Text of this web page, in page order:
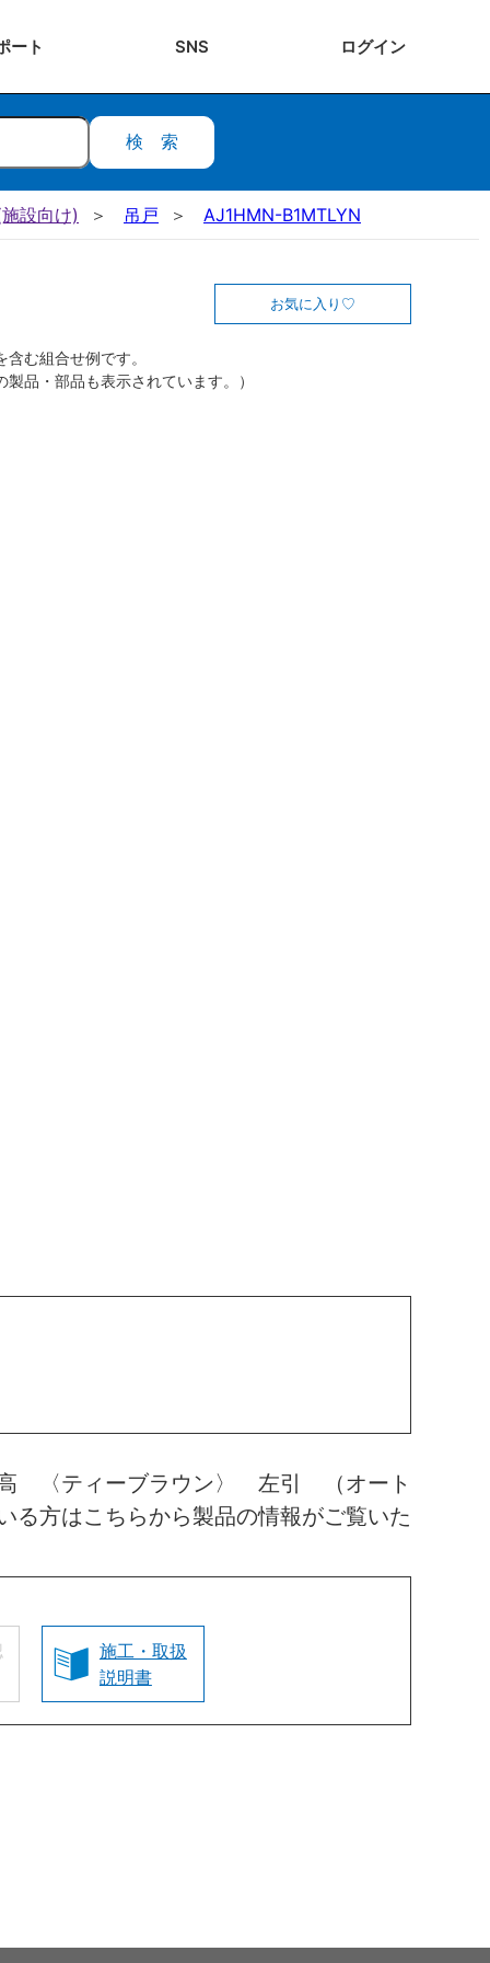
ート SNS ログイン
検索
設向け) 吊戸 AJ1HMN-B1MTLYN
お気に入り
む組合せ例です。
製品・部品も表示されています。）
〈ティーブラウン〉 左引 （オート
方はこちらから製品の情報がご覧いた
施工・取扱
説明書